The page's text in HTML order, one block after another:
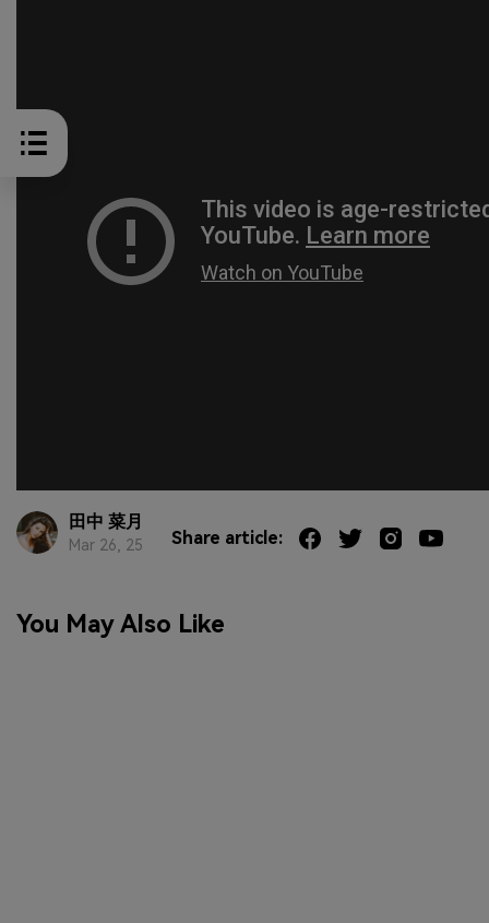
田中 菜月
Mar 26, 25 Share article:
You May Also Like